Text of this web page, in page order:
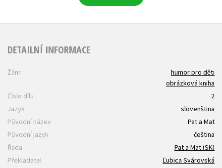
DETAILNÍ INFORMACE
Žánr
humor pro děti
obrázková kniha
Číslo dílu
2
Jazyk
slovenština
Původní název
Pat a Mat
Původní jazyk
čeština
Řada
Pat a Mat (SK)
Překladatel
Ľubica Svárovská